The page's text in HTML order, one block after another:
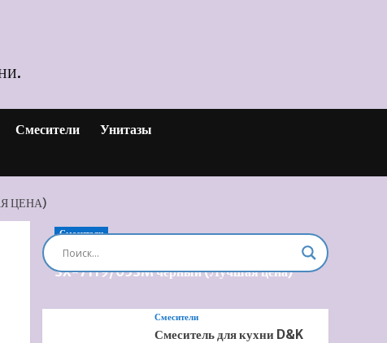
Смесители Унитазы
ЦЕНА)
Смесители
Душевая система встроенная Timo Briana
SX-7119/03SM черный (Лучшая цена)
Смесители
Смеситель для кухни D&K